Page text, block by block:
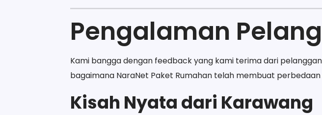
Pengalaman
Kami bangga dengan feedback yang kami terima dari
bagaimana NaraNet Paket Rumahan telah membuat
Kisah Nyata dari Karawang